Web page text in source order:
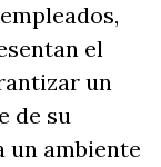
el
un
de su
un ambiente